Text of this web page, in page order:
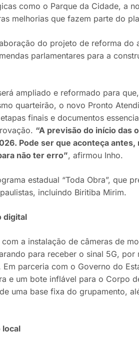
como o Parque da Cidade, a
melhorias que fazem parte do
do projeto de reforma do
parlamentares para a
ampliado e reformado para
quarteirão, o novo Pronto
finais e documentos
“A previsão do início das
Pode ser que aconteça antes,
não ter erro”, afirmou Inho.
estadual “Toda Obra”, que
incluindo Biritiba Mirim.
digital
a instalação de câmeras de
para receber o sinal 5G,
Em parceria com o Governo do
e um bote inflável para o Corpo
uma base fixa do grupamento,
local